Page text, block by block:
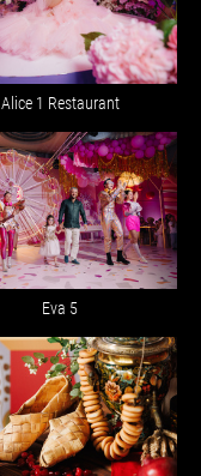
Alice 1 Restaurant
Eva 5